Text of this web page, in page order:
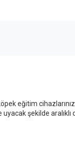
eğitim
şekilde